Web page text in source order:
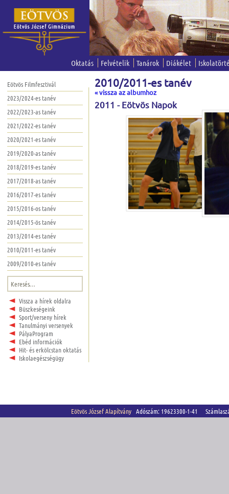
Oktatás Felvételik Tanárok Diákélet
Eötvös Filmfesztivál
2023/2024-es tanév
2022/2023-as tanév
2021/2022-es tanév
2020/2021-es tanév
2019/2020-as tanév
2018/2019-es tanév
2017/2018-as tanév
2016/2017-es tanév
2015/2016-os tanév
2014/2015-ös tanév
2013/2014-es tanév
2010/2011-es tanév
2009/2010-es tanév
Keresés:
Vissza a hírek oldalra
Büszkeségeink
Sport/verseny hírek
Tanulmányi versenyek
PályaProgram
Ebéd információk
Hit- és erkölcstan oktatás
Iskolaegészségügy
2010/2011-es tanév
« vissza az albumhoz
2011 - Eötvös Napok
Eötvös József Alapítvány Adószám: 19623300-1-41